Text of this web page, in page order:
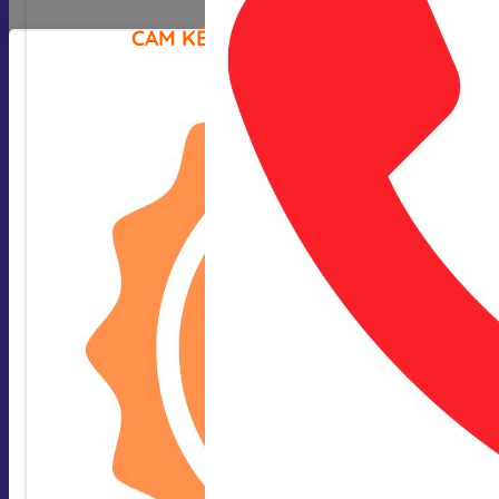
CAM KẾT CỦA CHÚNG TÔI